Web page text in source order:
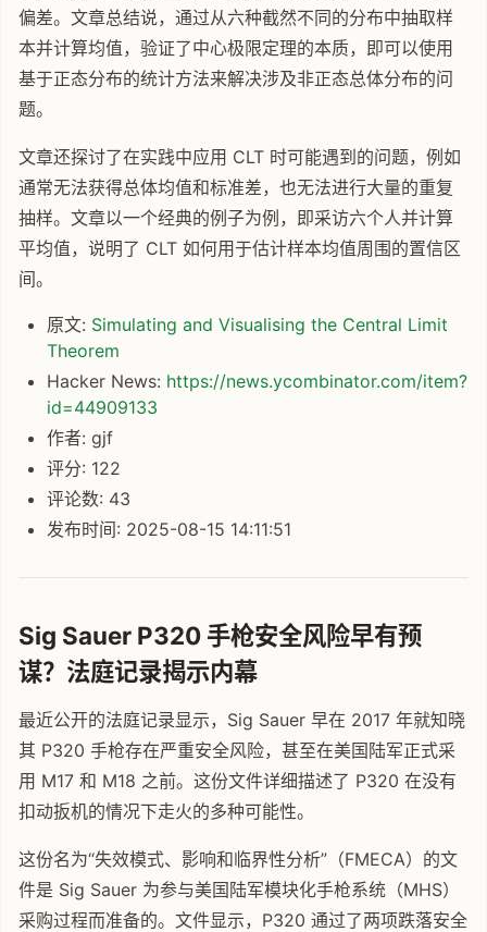
偏差。文章总结说，通过从六种截然不同的分布中抽取样
本并计算均值，验证了中心极限定理的本质，即可以使用
基于正态分布的统计方法来解决涉及非正态总体分布的问
题。
文章还探讨了在实践中应用 CLT 时可能遇到的问题，例如
通常无法获得总体均值和标准差，也无法进行大量的重复
抽样。文章以一个经典的例子为例，即采访六个人并计算
平均值，说明了 CLT 如何用于估计样本均值周围的置信区
间。
原文: Simulating and Visualising the Central Limit
Theorem
Hacker News: https://news.ycombinator.com/item?
id=44909133
作者: gjf
评分: 122
评论数: 43
发布时间: 2025-08-15 14:11:51
Sig Sauer P320 手枪安全风险早有预
谋？法庭记录揭示内幕
最近公开的法庭记录显示，Sig Sauer 早在 2017 年就知晓
其 P320 手枪存在严重安全风险，甚至在美国陆军正式采
用 M17 和 M18 之前。这份文件详细描述了 P320 在没有
扣动扳机的情况下走火的多种可能性。
这份名为“失效模式、影响和临界性分析”（FMECA）的文
件是 Sig Sauer 为参与美国陆军模块化手枪系统（MHS）
采购过程而准备的。文件显示，P320 通过了两项跌落安全